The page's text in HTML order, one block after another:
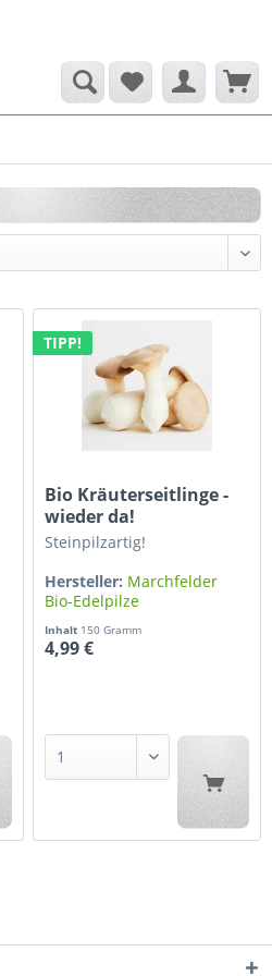
TIPP!
Bio Kräuterseitlinge -
wieder da!
Steinpilzartig!
Hersteller: Marchfelder
Bio-Edelpilze
Inhalt 150 Gramm
4,99 €